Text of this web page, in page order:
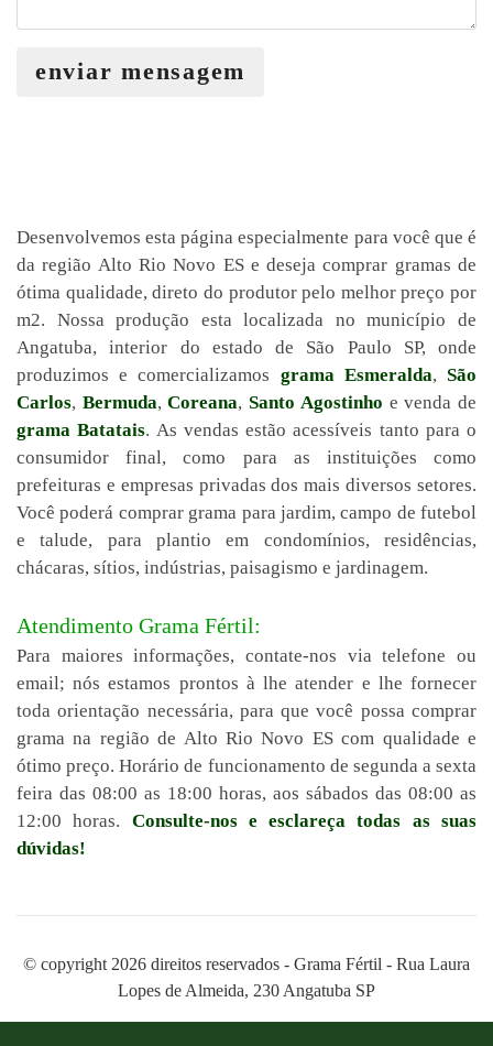
enviar mensagem
Desenvolvemos esta página especialmente para você que é
da região Alto Rio Novo ES e deseja comprar gramas de
ótima qualidade, direto do produtor pelo melhor preço por
m2. Nossa produção esta localizada no município de
Angatuba, interior do estado de São Paulo SP, onde
produzimos e comercializamos grama Esmeralda,São
Carlos, Bermuda,Coreana,Santo Agostinho e venda de
grama Batatais. As vendas estão acessíveis tanto para o
consumidor final, como para as instituições como
prefeituras e empresas privadas dos mais diversos setores.
Você poderá comprar grama para jardim, campo de futebol
e talude, para plantio em condomínios, residências,
chácaras, sítios, indústrias, paisagismo e jardinagem.
Atendimento Grama Fértil:
Para maiores informações, contate-nos via telefone ou
email; nós estamos prontos à lhe atender e lhe fornecer
toda orientação necessária, para que você possa comprar
grama na região de Alto Rio Novo ES com qualidade e
ótimo preço. Horário de funcionamento de segunda a sexta
feira das 08:00 as 18:00 horas, aos sábados das 08:00 as
12:00 horas. Consulte-nos e esclareça todas as suas
dúvidas!
© copyright 2026 direitos reservados - Grama Fértil - Rua Laura
Lopes de Almeida, 230 Angatuba SP